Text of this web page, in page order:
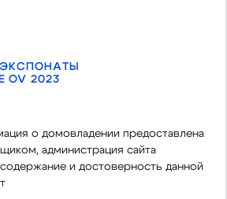
OV 2023
о домовладении предоставлена
администрация сайта
и достоверность данной